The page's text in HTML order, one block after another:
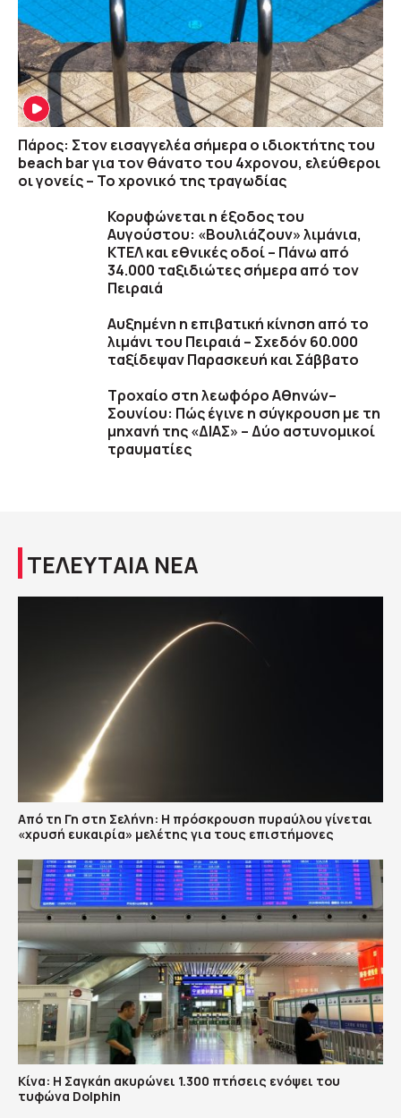
Πάρος: Στον εισαγγελέα σήμερα ο ιδιοκτήτης του
beach bar για τον θάνατο του 4χρονου, ελεύθεροι
οι γονείς – Το χρονικό της τραγωδίας
Κορυφώνεται η έξοδος του
Αυγούστου: «Βουλιάζουν» λιμάνια,
ΚΤΕΛ και εθνικές οδοί – Πάνω από
34.000 ταξιδιώτες σήμερα από τον
Πειραιά
Αυξημένη η επιβατική κίνηση από το
λιμάνι του Πειραιά – Σχεδόν 60.000
ταξίδεψαν Παρασκευή και Σάββατο
Τροχαίο στη λεωφόρο Αθηνών–
Σουνίου: Πώς έγινε η σύγκρουση με τη
μηχανή της «ΔΙΑΣ» – Δύο αστυνομικοί
τραυματίες
ΤΕΛΕΥΤΑΙΑ ΝΕΑ
Από τη Γη στη Σελήνη: Η πρόσκρουση πυραύλου γίνεται
«χρυσή ευκαιρία» μελέτης για τους επιστήμονες
Κίνα: Η Σαγκάη ακυρώνει 1.300 πτήσεις ενόψει του
τυφώνα Dolphin